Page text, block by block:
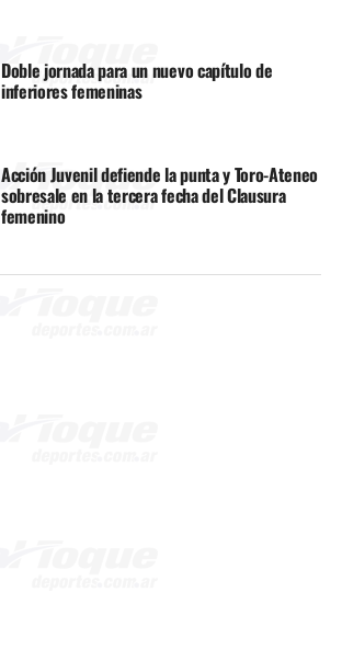
Doble jornada para un nuevo capítulo de
inferiores femeninas
Acción Juvenil defiende la punta y Toro-Ateneo
sobresale en la tercera fecha del Clausura
femenino